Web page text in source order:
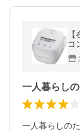
コ
一人暮らしの